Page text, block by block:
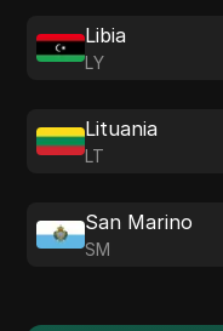
Libia
LY
Lituania
LT
San Marino
SM